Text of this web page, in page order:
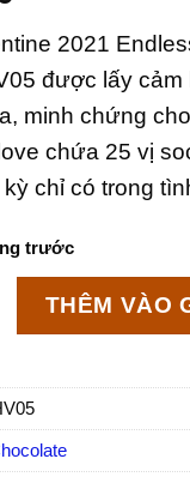
2021
được lấy
minh chứng
chứa 25 vị
chỉ có trong
trước
2021 Endless
THÊM VÀO